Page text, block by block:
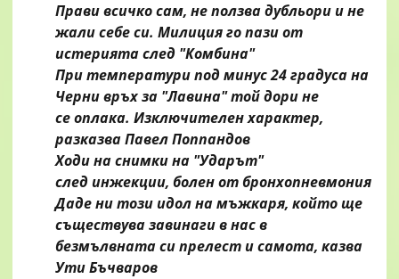
Прави всичко сам, не ползва дубльори и не
жали себе си. Милицияго пази от
истерията след "Комбина"
При температури под минус 24 градусана
Черни връх за "Лавина" той дори не
се оплака. Изключителен характер,
разказва Павел Поппандов
Ходи на снимки на "Ударът"
след инжекции, болен от бронхопневмония
Даде ни този идол на мъжкаря, койтоще
съществува завинаги в нас в
безмълвнатаси прелест и самота, казва
Ути Бъчваров